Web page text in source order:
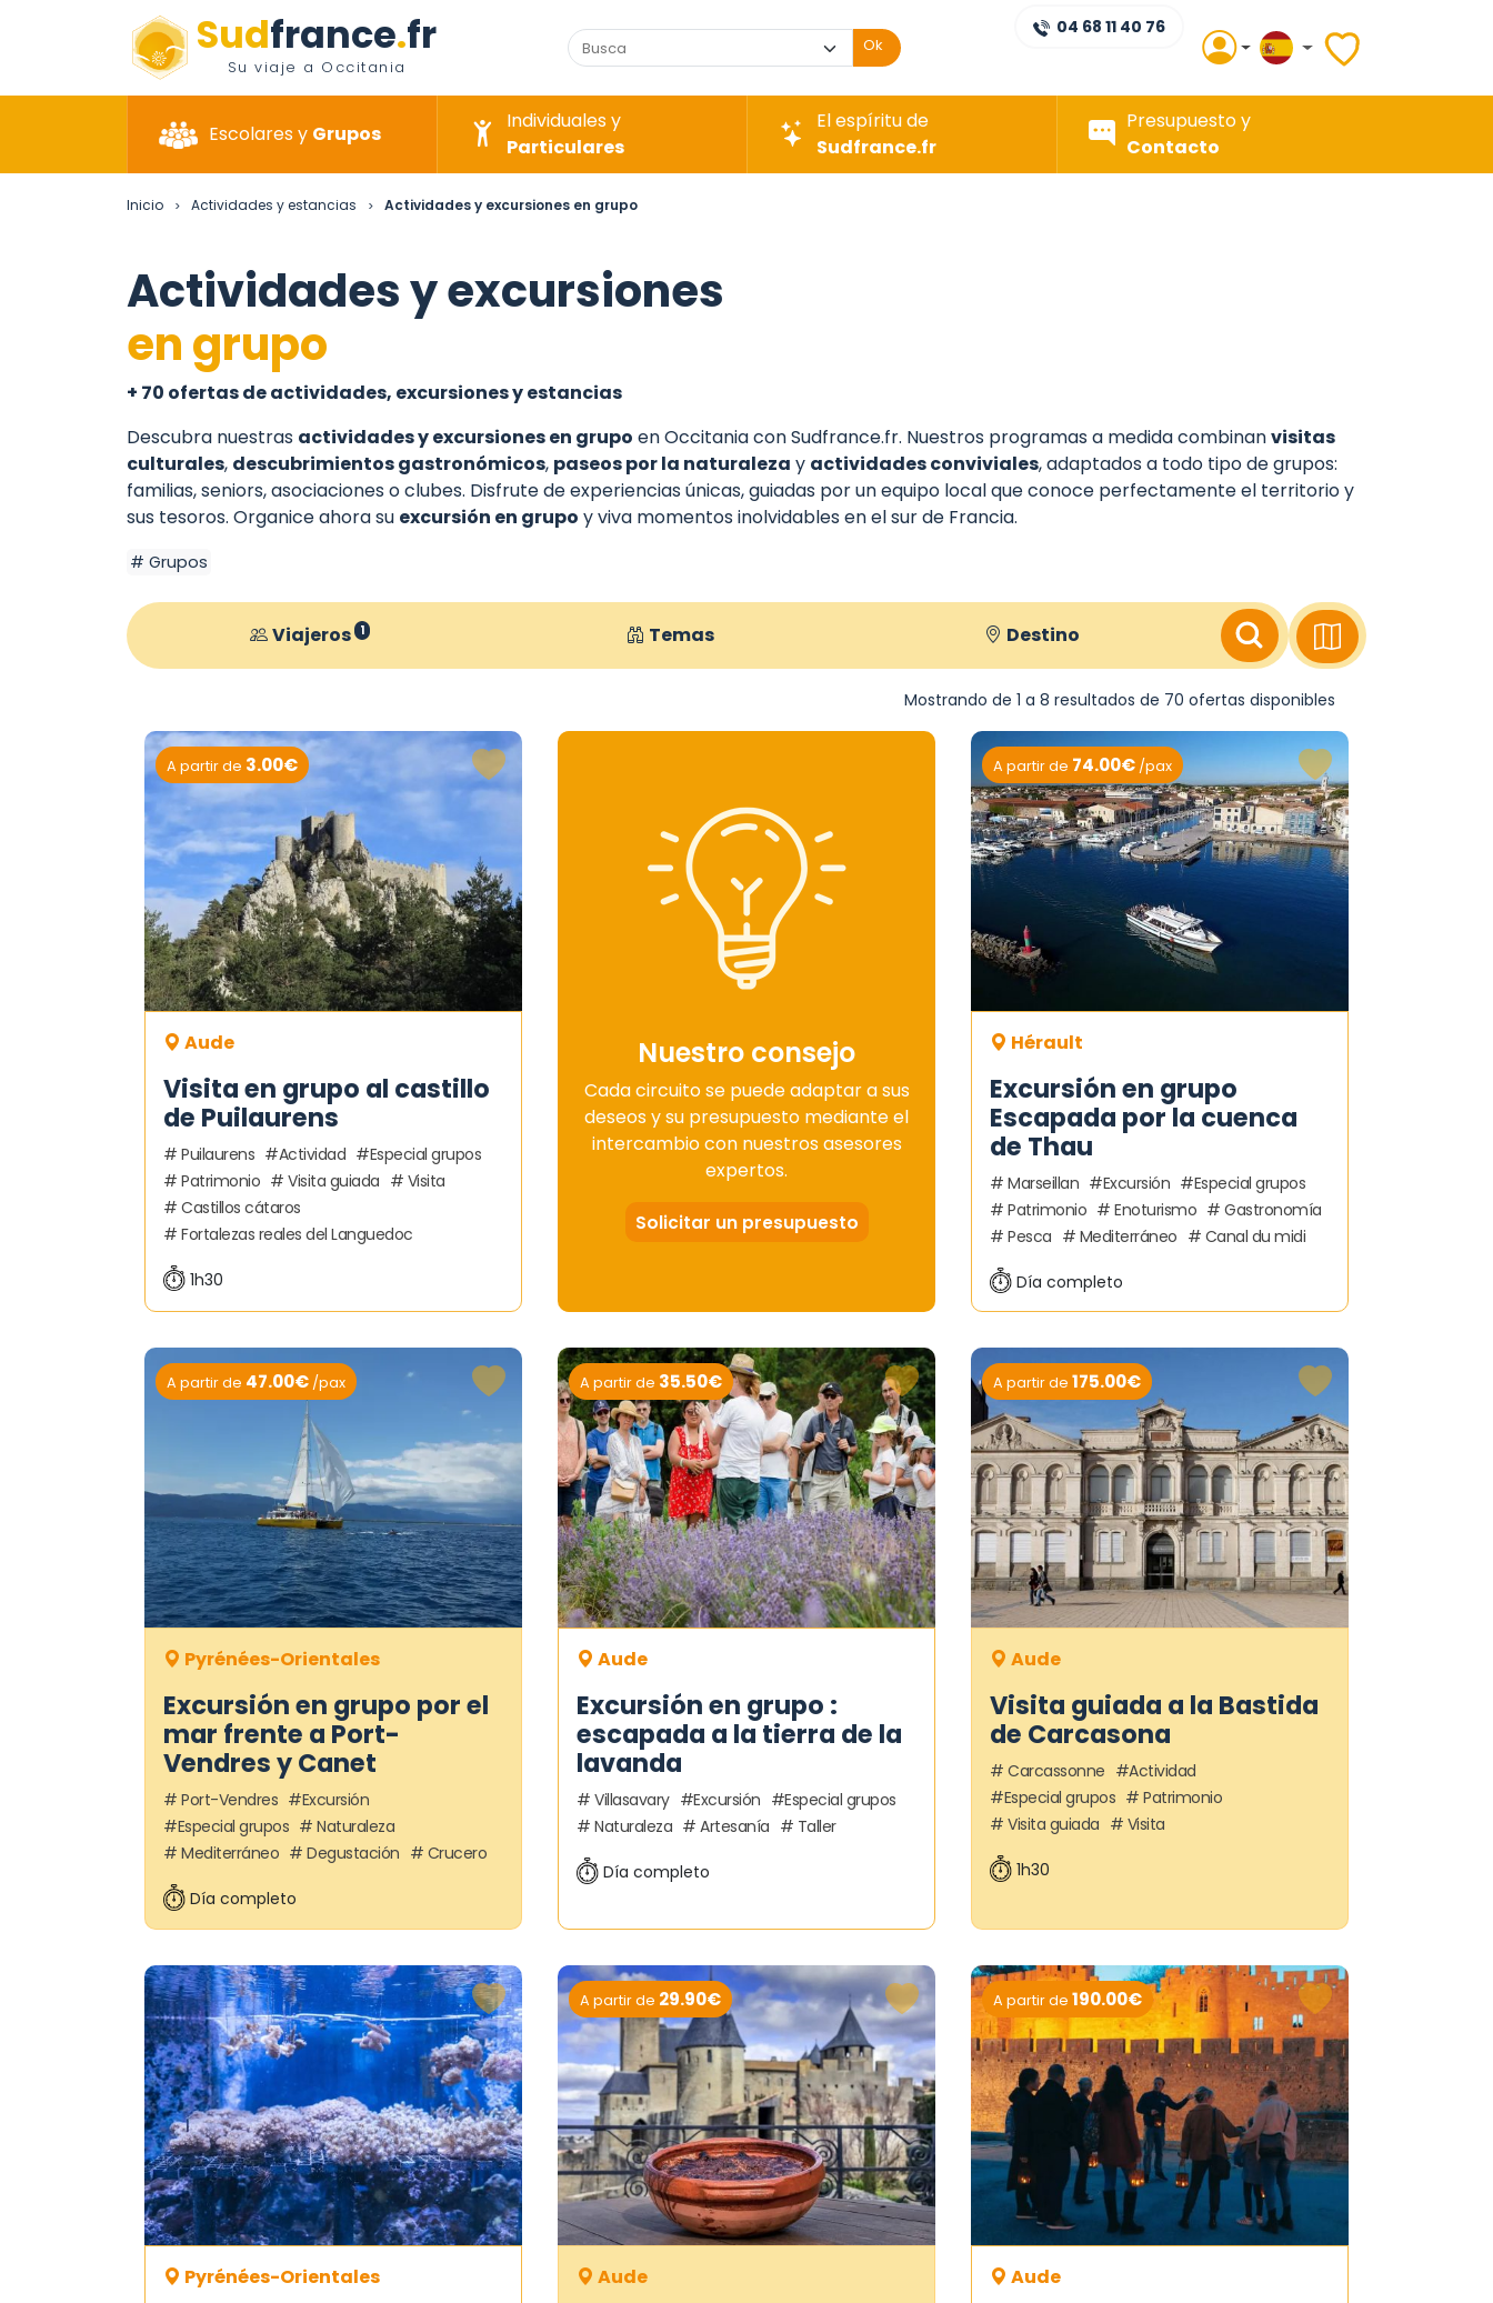
Sudfrance.fr
Su viaje a Occitania
Ok
04 68 11 40 76
Escolares y Grupos
Individuales y
Particulares
El espíritu de
Sudfrance.fr
Presupuesto y
Contacto
Inicio > Actividades y estancias > Actividades y excursiones en grupo
Actividades y excursiones
en grupo
+ 70 ofertas de actividades, excursiones y estancias
Descubra nuestras actividades y excursiones en grupo en Occitania con Sudfrance.fr. Nuestros programas a medida combinanvisitas
culturales, descubrimientos gastronómicos, paseos por la naturaleza y actividades conviviales, adaptados a todo tipo de grupos:
familias, seniors, asociaciones o clubes. Disfrute de experiencias únicas, guiadas por un equipo local que conoce perfectamente el territorio y
sus tesoros. Organice ahora su excursión en grupo y viva momentos inolvidables en el sur de Francia.
Grupos
Viajeros 1 Temas Destino
Mostrando de 1 a 8 resultados de 70 ofertas disponibles
Visita en grupo al castillo
de Puilaurens
Aude
A partir de 3.00€
Puilaurens Actividad
Especial grupos
Patrimonio
Visita guiada
Visita
Castillos cátaros
Fortalezas reales del Languedoc
1h30
Nuestro consejo
Cada circuito se puede adaptar a sus
deseos y su presupuesto mediante el
intercambio con nuestros asesores
expertos.
Solicitar un presupuesto
Excursión en grupo
Escapada por la cuenca
de Thau
Hérault
A partir de 74.00€ /pax
Marseillan Excursión
Especial grupos
Patrimonio
Enoturismo
Gastronomía
Pesca
Mediterráneo Canal du midi
Día completo
Excursión en grupo por el
mar frente a Port-
Vendres y Canet
Pyrénées-Orientales
A partir de 47.00€ /pax
Port-Vendres
Excursión
Especial grupos
Naturaleza
Mediterráneo
Degustación Crucero
Día completo
Excursión en grupo :
escapada a la tierra de la
lavanda
Aude
A partir de 35.50€
Villasavary Excursión
Especial grupos
Naturaleza
Artesanía Taller
Día completo
Visita guiada a la Bastida
de Carcasona
Aude
A partir de 175.00€
Carcassonne
Actividad
Especial grupos
Patrimonio
Visita guiada
Visita
1h30
Pyrénées-Orientales Aude
A partir de 29.90€
Aude
A partir de 190.00€